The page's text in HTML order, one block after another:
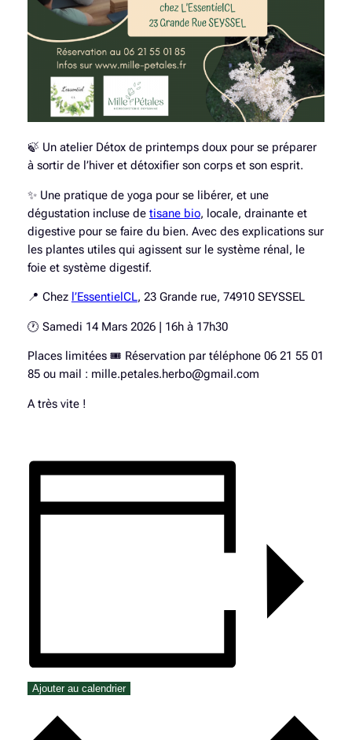
🍃 Un atelier Détox de printemps doux pour se préparer
à sortir de l’hiver et détoxifier son corps et son esprit.
✨ Une pratique de yoga pour se libérer, et une
dégustation incluse de tisane bio, locale, drainante et
digestive pour se faire du bien. Avec des explications sur
les plantes utiles qui agissent sur le système rénal, le
foie et système digestif.
📍 Chez l’EssentielCL, 23 Grande rue, 74910 SEYSSEL
🕐 Samedi 14 Mars 2026 | 16h à 17h30
Places limitées 🎟️ Réservation par téléphone 06 21 55 01
85 ou mail : mille.petales.herbo@gmail.com
A très vite !
Ajouter au calendrier